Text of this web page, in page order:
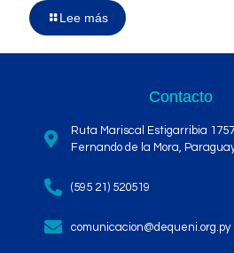
Lee más
Contacto
Ruta Mariscal Estigarribia
Fernando de la Mora,
(595 21) 520519
comunicacion@dequeni.org.py